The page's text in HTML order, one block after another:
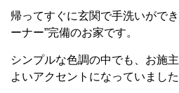
帰ってすぐに玄関で手洗いがで
ーナー”完備のお家です。
シンプルな色調の中でも、お施
よいアクセントになっていました